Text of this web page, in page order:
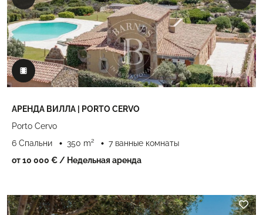
АРЕНДА ВИЛЛА | PORTO CERVO
Porto Cervo
6 Спальни
350 m²
7 ванные комнаты
от 10 000 € / Недельная аренда